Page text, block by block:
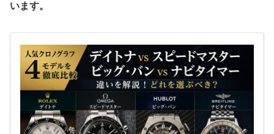
います。